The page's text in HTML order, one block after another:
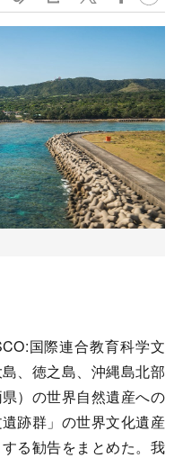
国際連合教育科学文
、徳之島、沖縄島北部
）の世界自然遺産への
跡群」の世界文化遺産
る勧告をまとめた。我